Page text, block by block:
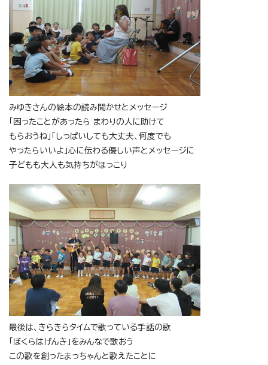
みゆきさんの絵本の読み聞かせとメッセージ
「困ったことがあったら まわりの人に助けて
もらおうね」「しっぱいしても大丈夫、何度でも
やったらいいよ」心に伝わる優しい声とメッセージに
子どもも大人も気持ちがほっこり
最後は、きらきらタイムで歌っている手話の歌
「ぼくらはげんき」をみんなで歌おう
この歌を創ったまっちゃんと歌えたことに